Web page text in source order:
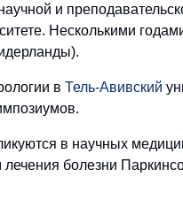
и
Несколькими
в Тель-Авивский
в научных
болезни